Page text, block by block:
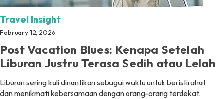
Travel Insight
February 12, 2026
Post Vacation Blues: Kenapa Setelah
Liburan Justru Terasa Sedih atau Lelah
Liburan sering kali dinantikan sebagai waktu untuk beristirahat
dan menikmati kebersamaan dengan orang-orang terdekat.